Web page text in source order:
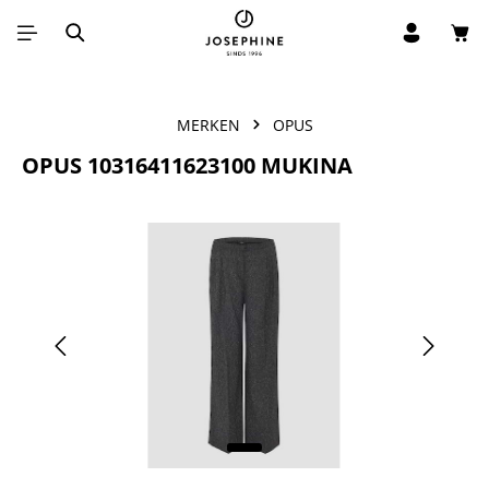
Ga naar de hoofdinhoud
MERKEN OPUS
OPUS 10316411623100 MUKINA